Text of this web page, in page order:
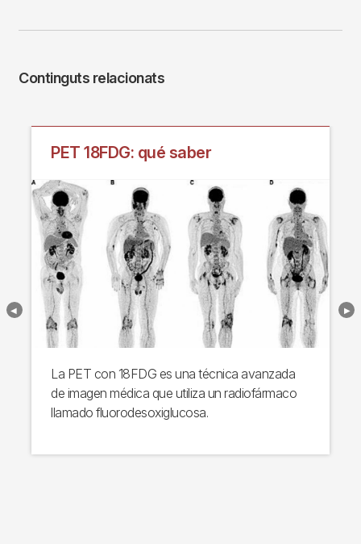
Continguts relacionats
PET 18FDG: qué saber
La PET con 18FDG es una técnica avanzada
de imagen médica que utiliza un radiofármaco
llamado fluorodesoxiglucosa.